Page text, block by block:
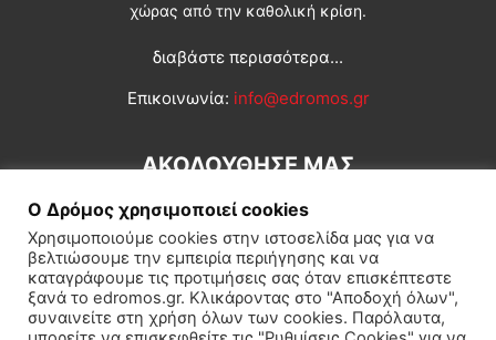
χώρας από την καθολική κρίση.
διαβάστε περισσότερα...
Επικοινωνία: info@edromos.gr
ΑΚΟΛΟΥΘΗΣΕ ΜΑΣ
Εγγραφή συνδρομητή Πολιτική Διεθνή Κοινωνία
Ο Δρόμος χρησιμοποιεί cookies
Χρησιμοποιούμε cookies στην ιστοσελίδα μας για να
βελτιώσουμε την εμπειρία περιήγησης και να
καταγράφουμε τις προτιμήσεις σας όταν επισκέπτεστε
ξανά το edromos.gr. Κλικάροντας στο "Αποδοχή όλων",
συναινείτε στη χρήση όλων των cookies. Παρόλαυτα,